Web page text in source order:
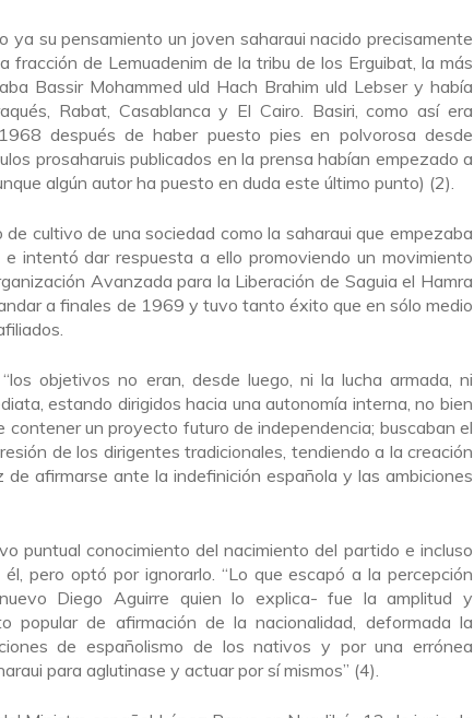
ya su pensamiento un joven saharaui nacido precisamente
de Lemuadenim de la tribu de los Erguibat, la más
Bassir Mohammed uld Hach Brahim uld Lebser y había
Rabat, Casablanca y El Cairo. Basiri, como así era
después de haber puesto pies en polvorosa desde
prosaharuis publicados en la prensa habían empezado a
algún autor ha puesto en duda este último punto) (2).
de cultivo de una sociedad como la saharaui que empezaba
intentó dar respuesta a ello promoviendo un movimiento
Avanzada para la Liberación de Saguia el Hamra
a finales de 1969 y tuvo tanto éxito que en sólo medio
objetivos no eran, desde luego, ni la lucha armada, ni
estando dirigidos hacia una autonomía interna, no bien
contener un proyecto futuro de independencia; buscaban el
de los dirigentes tradicionales, tendiendo a la creación
afirmarse ante la indefinición española y las ambiciones
puntual conocimiento del nacimiento del partido e incluso
pero optó por ignorarlo. “Lo que escapó a la percepción
Diego Aguirre quien lo explica- fue la amplitud y
popular de afirmación de la nacionalidad, deformada la
de españolismo de los nativos y por una errónea
para aglutinase y actuar por sí mismos” (4).